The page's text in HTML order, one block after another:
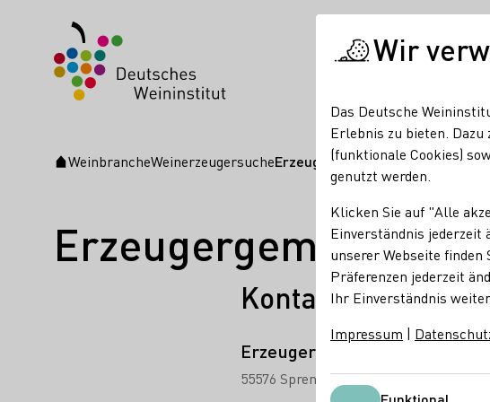
Startseite
WeinbrancheWeinerzeugersucheErzeugergemeinschaft
Kontakt
Erzeugergemeinschaft
55576 Sprendlingen Michel-Mort-
Wir
Das Deutsche
Erlebnis zu bieten. Dazu
(funktionale Cookies)
genutzt werden.
Klicken Sie auf "Alle
Einverständnis jederzeit
unserer Webseite
Präferenzen jederzeit
Ihr Einverständnis
Impressum |